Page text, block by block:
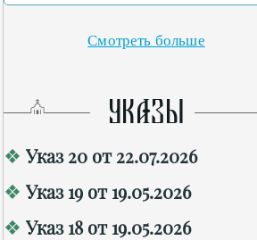
Смотреть больше
УКАЗЫ
Указ 20 от 22.07.2026
Указ 19 от 19.05.2026
Указ 18 от 19.05.2026